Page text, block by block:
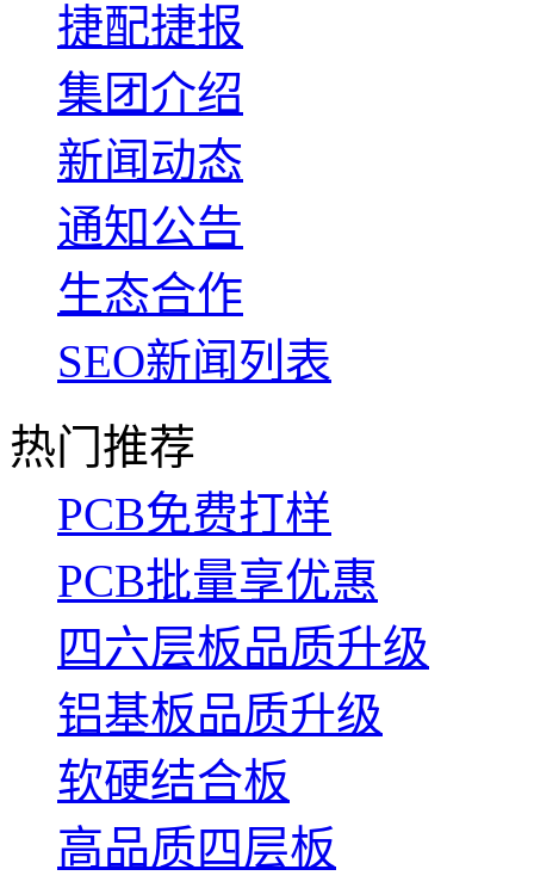
捷配捷报
集团介绍
新闻动态
通知公告
生态合作
SEO新闻列表
热门推荐
PCB免费打样
PCB批量享优惠
四六层板品质升级
铝基板品质升级
软硬结合板
高品质四层板